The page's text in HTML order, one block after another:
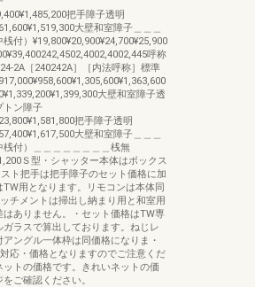
把手障子透明
大壁和室障子＿＿＿
桟付）¥19,800¥20,900¥24,700¥25,900
呼称
2A［240242A］［内法呼称］標準
大壁和室障子透
トン障子
把手障子透明
大壁和室障子＿＿＿
桟付）＿＿＿＿＿＿＿＿桟無
Ｓ型・シャッター本体はボックス
ト把手は把手障子のセット価格に加
用となります。リモコンは本体同
チメントは掃出し納まり用と和室用
ありません。・セット価格はTW専
ラスで算出しております。ねじレ
ングル一体枠は同価格になりま・
応・価格となりますのでご注意くだ
トの価格です。きれいネットの価
ご確認ください。